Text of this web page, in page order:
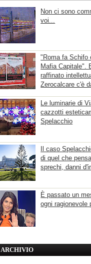
Non ci sono
voi...
"Roma fa Schifo
Mafia Capitale".
raffinato
Zerocalcare c'è
Le luminarie di
cazzotti
Spelacchio
Il caso
di quel che
sprechi, danni
È passato un
ogni ragionevole
ARCHIVIO